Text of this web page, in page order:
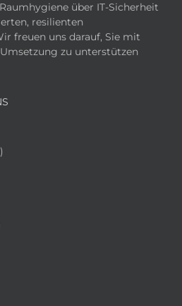
über IT-Sicherheit
resilienten
freuen uns darauf, Sie mit
zu unterstützen